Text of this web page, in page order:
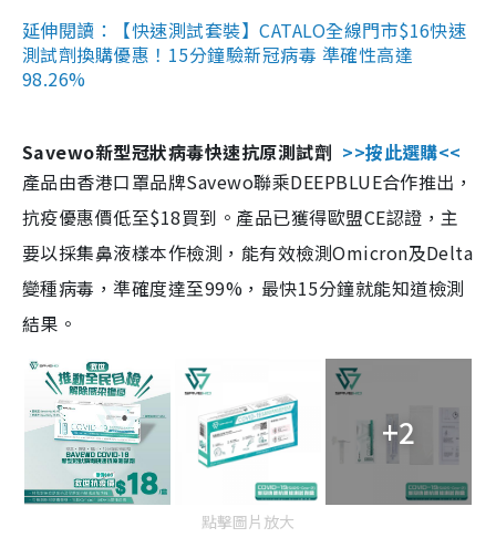
延伸閱讀：【快速測試套裝】CATALO全線門市$16快速
測試劑換購優惠！15分鐘驗新冠病毒 準確性高達
98.26%
Savewo新型冠狀病毒快速抗原測試劑 >>按此選購<<
產品由香港口罩品牌Savewo聯乘DEEPBLUE合作推出，
抗疫優惠價低至$18買到。產品已獲得歐盟CE認證，主
要以採集鼻液樣本作檢測，能有效檢測Omicron及Delta
變種病毒，準確度達至99%，最快15分鐘就能知道檢測
結果。
+2
點擊圖片放大